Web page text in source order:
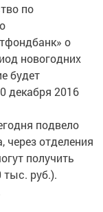
по
о
новогодних
будет
декабря 2016
подвело
через отделения
получить
руб.).